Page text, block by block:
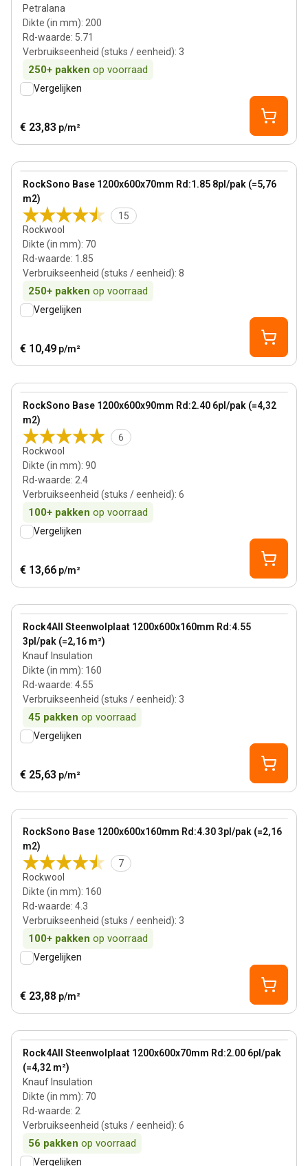
Petralana
Dikte (in mm): 200
Rd-waarde: 5.71
Verbruikseenheid (stuks / eenheid): 3
250+ pakken op voorraad
Vergelijken
€ 23,83 p/m²
RockSono Base 1200x600x70mm Rd:1.85 8pl/pak (=5,76
m2)
15
Rockwool
Dikte (in mm): 70
Rd-waarde: 1.85
Verbruikseenheid (stuks / eenheid): 8
250+ pakken op voorraad
View product
Vergelijken
€ 10,49 p/m²
RockSono Base 1200x600x90mm Rd:2.40 6pl/pak (=4,32
m2)
6
Rockwool
Dikte (in mm): 90
Rd-waarde: 2.4
Verbruikseenheid (stuks / eenheid): 6
100+ pakken op voorraad
View product
Vergelijken
€ 13,66 p/m²
Rock4All Steenwolplaat 1200x600x160mm Rd:4.55
3pl/pak (=2,16 m²)
Knauf Insulation
Dikte (in mm): 160
Rd-waarde: 4.55
Verbruikseenheid (stuks / eenheid): 3
45 pakken op voorraad
View product
Vergelijken
€ 25,63 p/m²
RockSono Base 1200x600x160mm Rd:4.30 3pl/pak (=2,16
m2)
7
Rockwool
Dikte (in mm): 160
Rd-waarde: 4.3
Verbruikseenheid (stuks / eenheid): 3
100+ pakken op voorraad
View product
Vergelijken
€ 23,88 p/m²
Rock4All Steenwolplaat 1200x600x70mm Rd:2.00 6pl/pak
(=4,32 m²)
Knauf Insulation
Dikte (in mm): 70
Rd-waarde: 2
Verbruikseenheid (stuks / eenheid): 6
56 pakken op voorraad
View product
Vergelijken